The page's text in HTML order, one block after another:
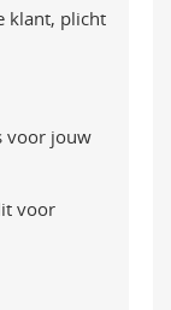
klant, plicht
voor jouw
voor